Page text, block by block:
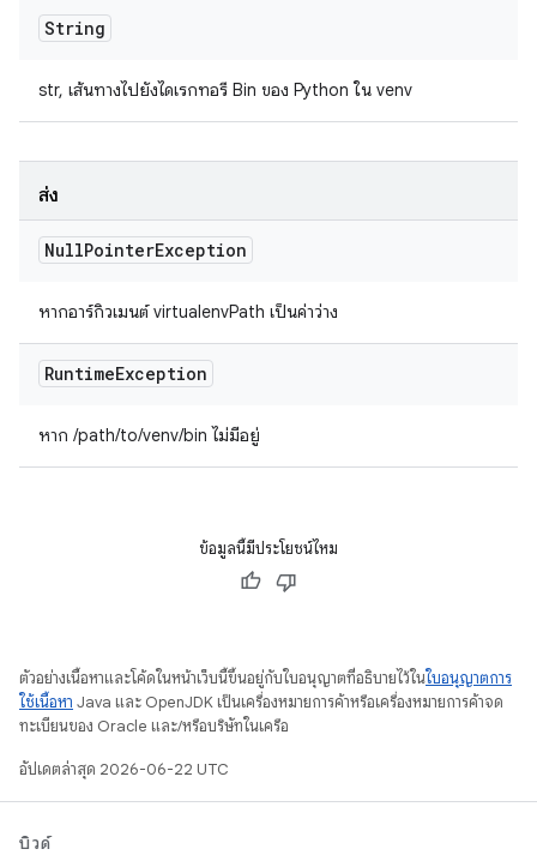
String
str, เส้นทางไปยังไดเรกทอรี Bin ของ Python ใน venv
ส่ง
NullPointerException
หากอาร์กิวเมนต์ virtualenvPath เป็นค่าว่าง
RuntimeException
หาก /path/to/venv/bin ไม่มีอยู่
ข้อมูลนี้มีประโยชน์ไหม
ตัวอย่างเนื้อหาและโค้ดในหน้าเว็บนี้ขึ้นอยู่กับใบอนุญาตที่อธิบายไว้ในใบอนุญาตการ
ใช้เนื้อหา Java และ OpenJDK เป็นเครื่องหมายการค้าหรือเครื่องหมายการค้าจด
ทะเบียนของ Oracle และ/หรือบริษัทในเครือ
อัปเดตล่าสุด 2026-06-22 UTC
บิวด์